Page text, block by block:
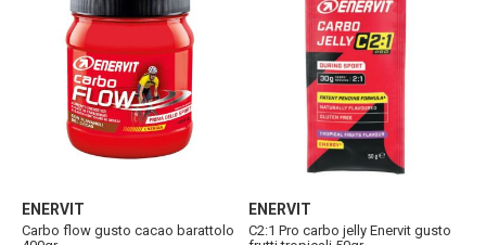
ENERVIT
Carbo flow gusto cacao barattolo
ENERVIT
C2:1 Pro carbo jelly Enervit gusto